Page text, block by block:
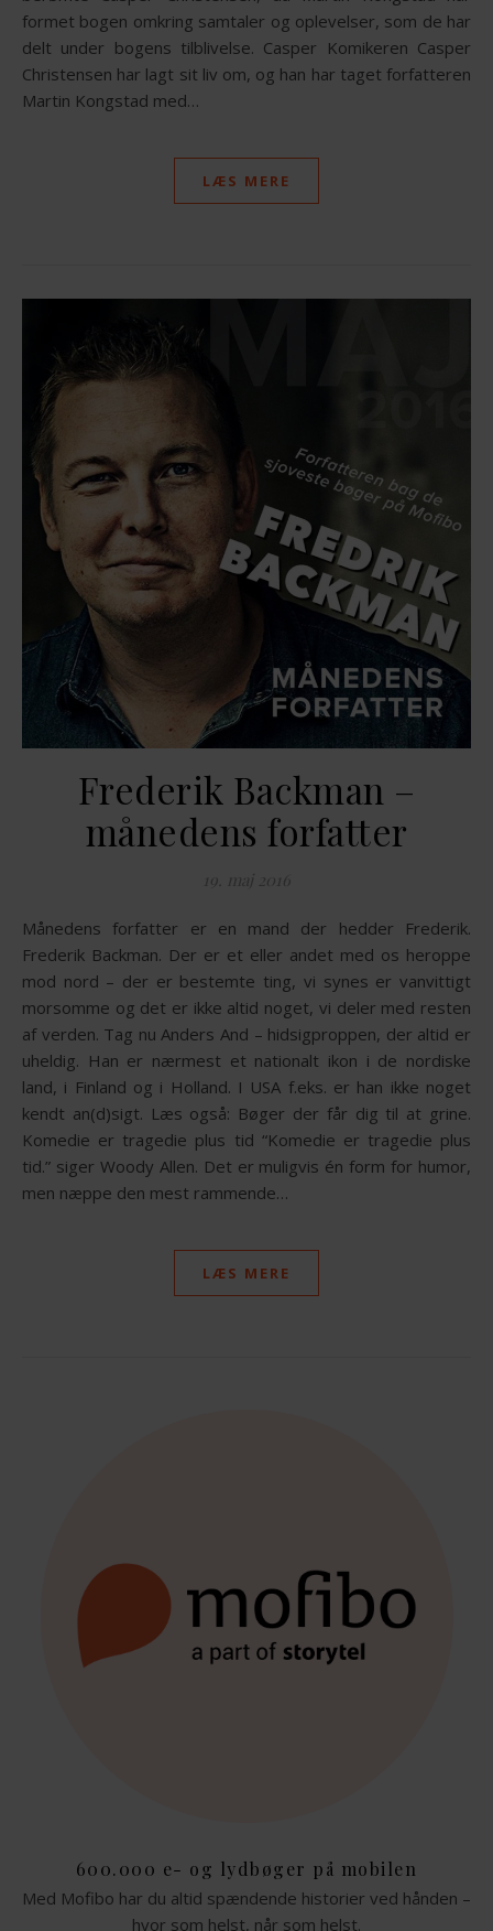
formet bogen omkring samtaler og oplevelser, som de har
delt under bogens tilblivelse. Casper Komikeren Casper
Christensen har lagt sit liv om, og han har taget forfatteren
Martin Kongstad med…
LÆS MERE
Frederik Backman –
månedens forfatter
19. maj 2016
Månedens forfatter er en mand der hedder Frederik.
Frederik Backman. Der er et eller andet med os heroppe
mod nord – der er bestemte ting, vi synes er vanvittigt
morsomme og det er ikke altid noget, vi deler med resten
af verden. Tag nu Anders And – hidsigproppen, der altid er
uheldig. Han er nærmest et nationalt ikon i de nordiske
land, i Finland og i Holland. I USA f.eks. er han ikke noget
kendt an(d)sigt. Læs også: Bøger der får dig til at grine.
Komedie er tragedie plus tid “Komedie er tragedie plus
tid.” siger Woody Allen. Det er muligvis én form for humor,
men næppe den mest rammende…
LÆS MERE
600.000 e- og lydbøger på mobilen
Med Mofibo har du altid spændende historier ved hånden –
hvor som helst, når som helst.